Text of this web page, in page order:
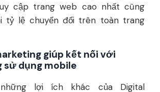
cập trang web cao nhất cũng
tỷ lệ chuyển đổi trên toàn trang
giúp kết nối với
sử dụng mobile
lợi ích khác của Digital